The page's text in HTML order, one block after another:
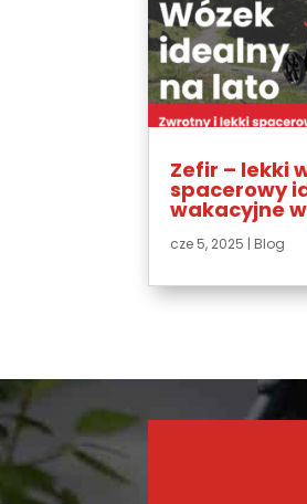
Zefir – lekki
spacerowy
wakacyjne
cze 5, 2025 | Blog